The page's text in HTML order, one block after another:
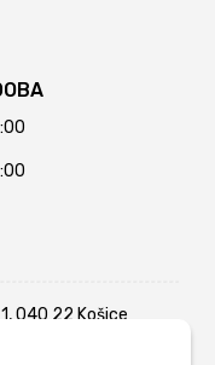
040 22 Košice